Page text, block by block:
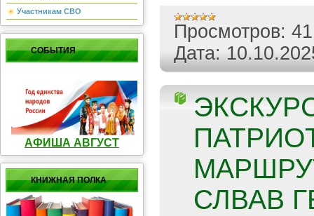
Участникам СВО
СОБЫТИЯ
АФИША АВГУСТ
КНИЖНАЯ ПОЛКА
Просмотров: 41
Дата:
СЛВАВ